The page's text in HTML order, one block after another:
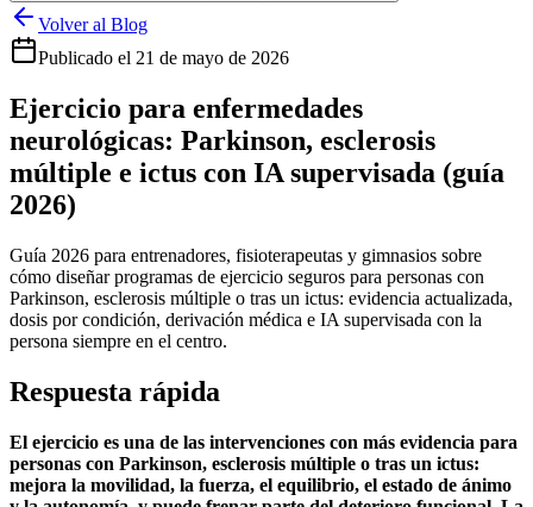
Volver al Blog
Publicado el 21 de mayo de 2026
Ejercicio para enfermedades
neurológicas: Parkinson, esclerosis
múltiple e ictus con IA supervisada (guía
2026)
Guía 2026 para entrenadores, fisioterapeutas y gimnasios sobre
cómo diseñar programas de ejercicio seguros para personas con
Parkinson, esclerosis múltiple o tras un ictus: evidencia actualizada,
dosis por condición, derivación médica e IA supervisada con la
persona siempre en el centro.
Respuesta rápida
El ejercicio es una de las intervenciones con más evidencia para
personas con Parkinson, esclerosis múltiple o tras un ictus:
mejora la movilidad, la fuerza, el equilibrio, el estado de ánimo